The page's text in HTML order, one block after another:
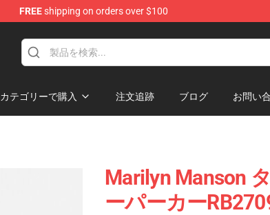
FREEshipping on orders over $100
カテゴリーで購入 注文追跡 ブログ お問い
Marilyn Manson
ーパーカー